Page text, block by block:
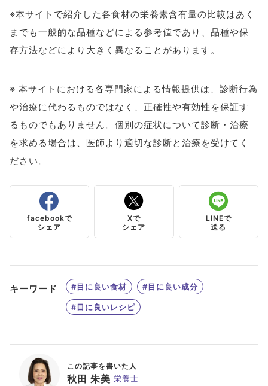
※本サイトで紹介した各食材の栄養素含有量の比較はあく
までも一般的な品種などによる参考値であり、品種や保
存方法などにより大きく異なることがあります。
※ 本サイトにおける各専門家による情報提供は、診断行為
や治療に代わるものではなく、正確性や有効性を保証す
るものでもありません。個別の症状について診断・治療
を求める場合は、医師より適切な診断と治療を受けてく
ださい。
facebookで
シェア
Xで
シェア
LINEで
送る
キーワード #目に良い食材 #目に良い成分
#目に良いレシピ
この記事を書いた人
秋田 朱美 栄養士